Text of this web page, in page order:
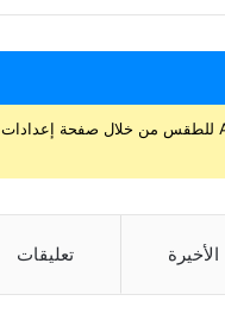
يجب عليك إضافة مفتاح API للطقس من خلال صفحة إعدادات
الأخيرة تعليقات